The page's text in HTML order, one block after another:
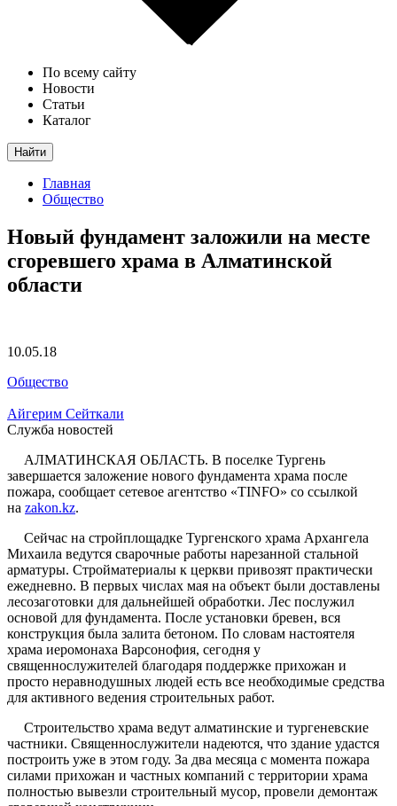
По всему сайту
Новости
Статьи
Каталог
Найти
Главная
Общество
Новый фундамент заложили на месте
сгоревшего храма в Алматинской
области
10.05.18
Общество
Айгерим Сейткали
Служба новостей
АЛМАТИНСКАЯ ОБЛАСТЬ. В поселке Тургень
завершается заложение нового фундамента храма после
пожара, сообщает сетевое агентство «TINFO» со ссылкой
на zakon.kz.
Сейчас на стройплощадке Тургенского храма Архангела
Михаила ведутся сварочные работы нарезанной стальной
арматуры. Стройматериалы к церкви привозят практически
ежедневно. В первых числах мая на объект были доставлены
лесозаготовки для дальнейшей обработки. Лес послужил
основой для фундамента. После установки бревен, вся
конструкция была залита бетоном. По словам настоятеля
храма иеромонаха Варсонофия, сегодня у
священнослужителей благодаря поддержке прихожан и
просто неравнодушных людей есть все необходимые средства
для активного ведения строительных работ.
Строительство храма ведут алматинские и тургеневские
частники. Священнослужители надеются, что здание удастся
построить уже в этом году. За два месяца с момента пожара
силами прихожан и частных компаний с территории храма
полностью вывезли строительный мусор, провели демонтаж